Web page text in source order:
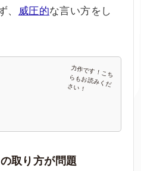
威圧的な言い方をし
取り方が問題